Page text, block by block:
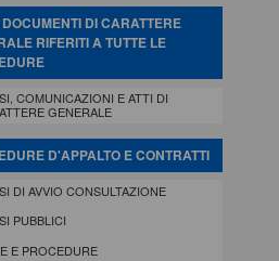
DI CARATTERE
RIFERITI A TUTTE LE
COMUNICAZIONI E ATTI DI
GENERALE
D'APPALTO E CONTRATTI
DI AVVIO CONSULTAZIONE
PUBBLICI
E PROCEDURE